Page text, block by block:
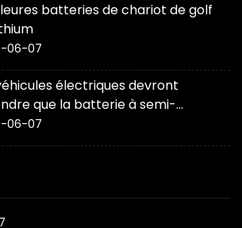
batteries de chariot de golf
06-07
électriques devront
que la batterie à semi-
« change la donne »
06-07